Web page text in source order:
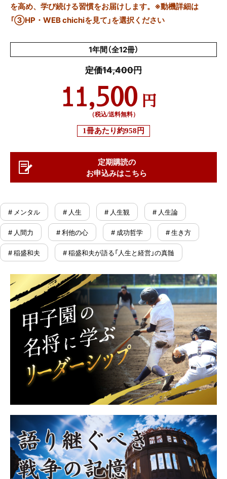
を高め、学び続ける習慣をお届けします。※動機詳細は
「③HP・WEB chichiを見て」を選択ください
1年間（全12冊）
定価14,400円
11,500 円
（税込/送料無料）
1冊あたり約958円
定期購読の
お申込みはこちら
# メンタル # 人生 # 人生観 # 人生論
# 人間力 # 利他の心 # 成功哲学 # 生き方
# 稲盛和夫 # 稲盛和夫が語る「人生と経営」の真髄